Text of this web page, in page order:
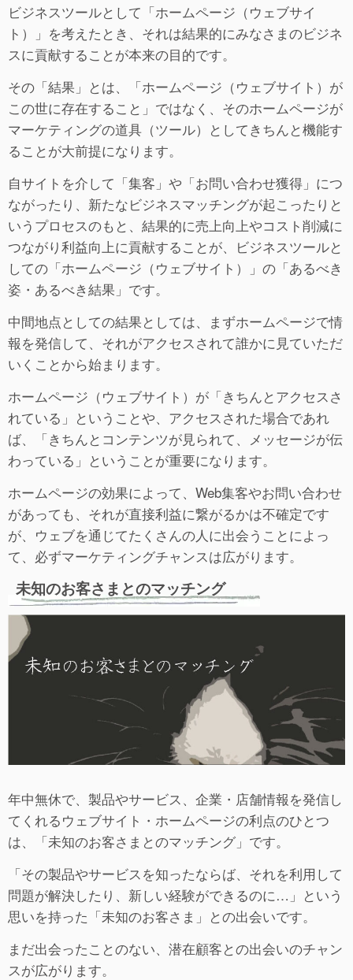
ビジネスツールとして「ホームページ（ウェブサイ
ト）」を考えたとき、それは結果的にみなさまのビジネ
スに貢献することが本来の目的です。
その「結果」とは、「ホームページ（ウェブサイト）が
この世に存在すること」ではなく、そのホームページが
マーケティングの道具（ツール）としてきちんと機能す
ることが大前提になります。
自サイトを介して「集客」や「お問い合わせ獲得」につ
ながったり、新たなビジネスマッチングが起こったりと
いうプロセスのもと、結果的に売上向上やコスト削減に
つながり利益向上に貢献することが、ビジネスツールと
しての「ホームページ（ウェブサイト）」の「あるべき
姿・あるべき結果」です。
中間地点としての結果としては、まずホームページで情
報を発信して、それがアクセスされて誰かに見ていただ
いくことから始まります。
ホームページ（ウェブサイト）が「きちんとアクセスさ
れている」ということや、アクセスされた場合であれ
ば、「きちんとコンテンツが見られて、メッセージが伝
わっている」ということが重要になります。
ホームページの効果によって、Web集客やお問い合わせ
があっても、それが直接利益に繋がるかは不確定です
が、ウェブを通じてたくさんの人に出会うことによっ
て、必ずマーケティングチャンスは広がります。
未知のお客さまとのマッチング
年中無休で、製品やサービス、企業・店舗情報を発信し
てくれるウェブサイト・ホームページの利点のひとつ
は、「未知のお客さまとのマッチング」です。
「その製品やサービスを知ったならば、それを利用して
問題が解決したり、新しい経験ができるのに…」という
思いを持った「未知のお客さま」との出会いです。
まだ出会ったことのない、潜在顧客との出会いのチャン
スが広がります。